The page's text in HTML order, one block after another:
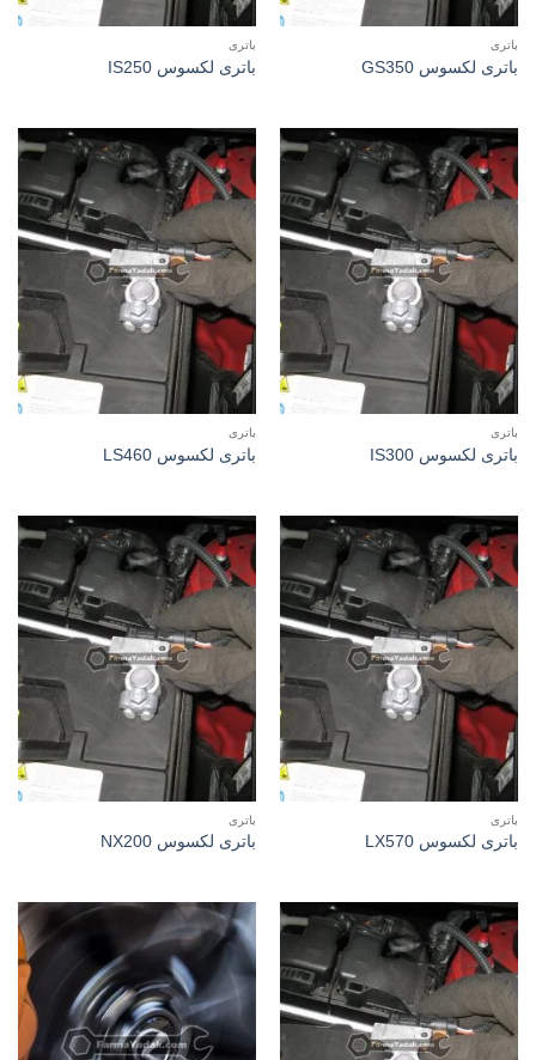
باتری
باتری لکسوس GS350
باتری
باتری لکسوس IS250
باتری
باتری لکسوس IS300
باتری
باتری لکسوس LS460
باتری
باتری لکسوس LX570
باتری
باتری لکسوس NX200